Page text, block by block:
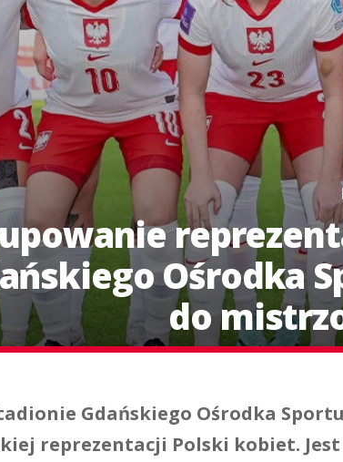
Ośrodka
do
Gdańskiego Ośrodka
reprezentacji Polski kobiet.